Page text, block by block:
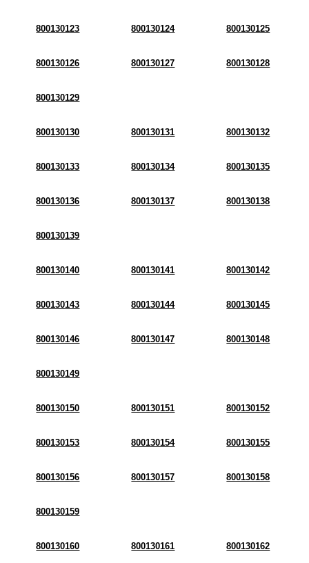
800130123 800130124 800130125
800130126 800130127 800130128
800130129
800130130 800130131 800130132
800130133 800130134 800130135
800130136 800130137 800130138
800130139
800130140 800130141 800130142
800130143 800130144 800130145
800130146 800130147 800130148
800130149
800130150 800130151 800130152
800130153 800130154 800130155
800130156 800130157 800130158
800130159
800130160 800130161 800130162